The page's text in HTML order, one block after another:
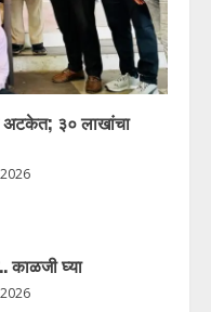
अटकेत; ३० लाखांचा
काळजी घ्या